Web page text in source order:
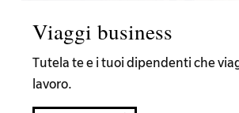
Viaggi business
Tutela te e i tuoi dipendenti che
lavoro.